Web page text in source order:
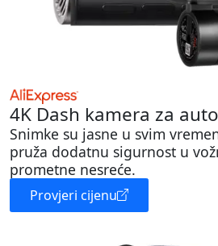
4K Dash kamera za auto
Snimke su jasne u svim
pruža dodatnu sigurnost u
prometne nesreće.
Provjeri cijenu